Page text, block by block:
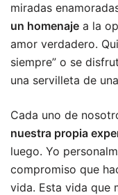
miradas
un homenaje a la
amor verdadero.
siempre” o se
una servilleta de
Cada uno de
nuestra propia
luego. Yo
compromiso que
vida. Esta vida que